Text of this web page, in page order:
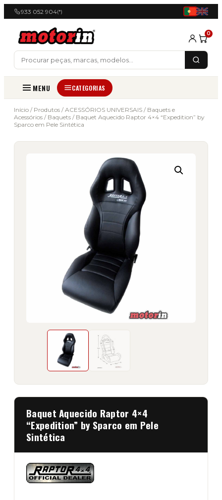
933 052 904(*)
0
MENU CATEGORIAS
Início / Produtos / ACESSÓRIOS UNIVERSAIS / Baquets e
Acessórios / Baquets / Baquet Aquecido Raptor 4×4 “Expedition” by
Sparco em Pele Sintética
Baquet Aquecido Raptor 4×4
“Expedition” by Sparco em Pele
Sintética